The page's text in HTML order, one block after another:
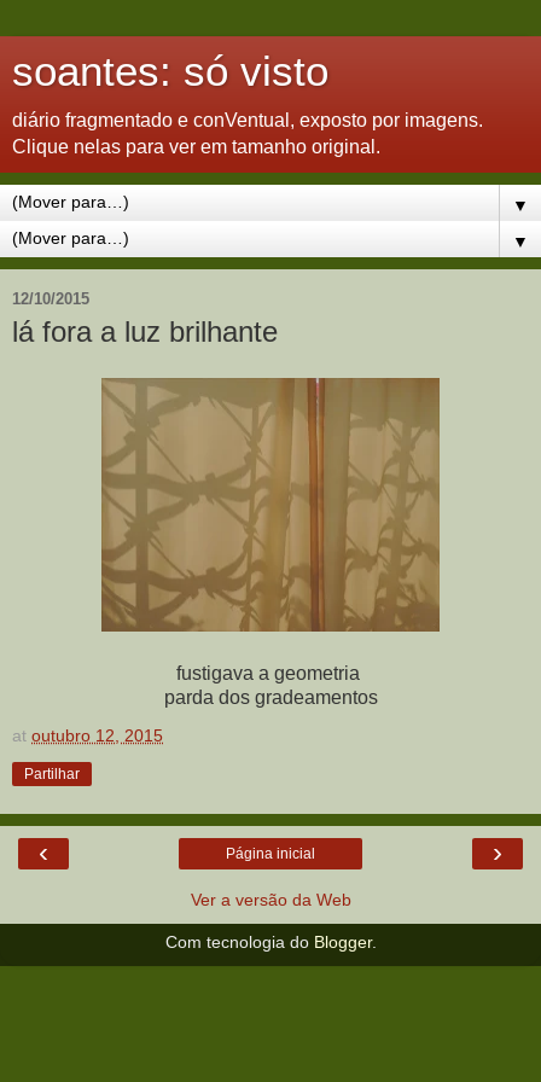
soantes: só visto
diário fragmentado e conVentual, exposto por imagens.
Clique nelas para ver em tamanho original.
▼
▼
12/10/2015
lá fora a luz brilhante
fustigava a geometria
parda dos gradeamentos
at outubro 12, 2015
Partilhar
‹ ›
Página inicial
Ver a versão da Web
Com tecnologia do Blogger.